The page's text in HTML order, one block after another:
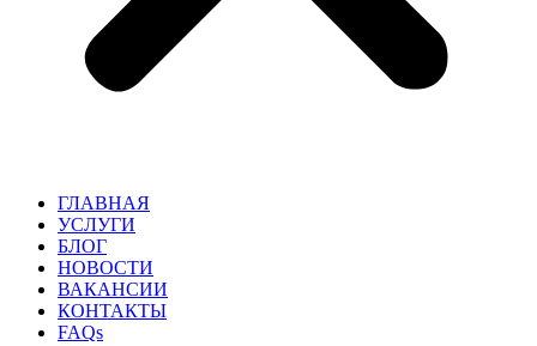
ГЛАВНАЯ
УСЛУГИ
БЛОГ
НОВОСТИ
ВАКАНСИИ
КОНТАКТЫ
FAQs